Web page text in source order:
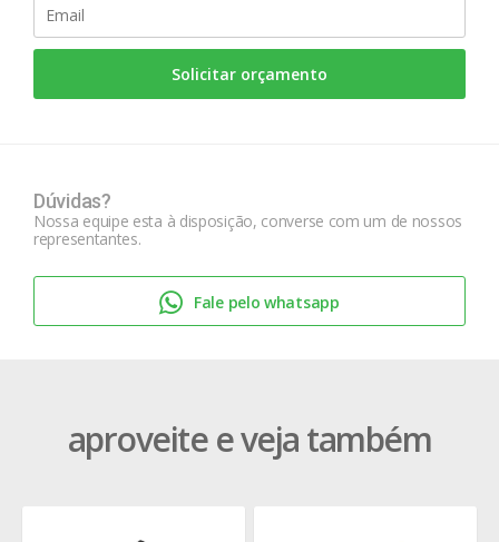
Solicitar orçamento
Dúvidas?
Nossa equipe esta à disposição, converse com um de nossos
representantes.
Fale pelo whatsapp
aproveite e veja também